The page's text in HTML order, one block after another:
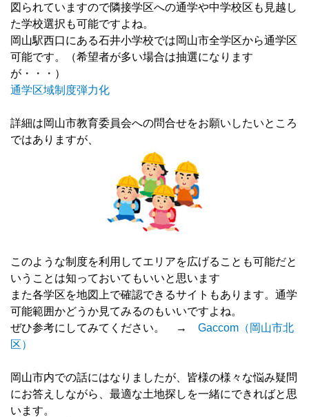
図られていますので隣接学区への通学や中学校区も見越し
た学校選択も可能ですよね。
岡山駅西口にある石井小学校では岡山市全学区から通学区
可能です。（希望者が多い場合は抽選になります
が・・・）
通学区域制度弾力化
詳細は岡山市教育委員会への問合せをお願いしたいところ
ではありますが、
このような制度を利用してエリアを広げることも可能だと
いうことは知っておいてもいいと思います
また各学区を地図上で確認できるサイトもあります。通学
可能範囲かどうか見てみるのもいいですよね。
ぜひ参考にしてみてください。 → Gaccom（岡山市北
区）
岡山市内での話にはなりましたが、皆様の様々な悩み疑問
にお答えしながら、最適な土地探しを一緒にできればと思
います。